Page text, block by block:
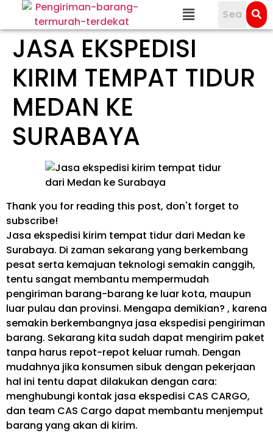
JASA EKSPEDISI
KIRIM TEMPAT TIDUR
MEDAN KE
SURABAYA
Thank you for reading this post, don't forget to
subscribe!
Jasa ekspedisi kirim tempat tidur dari Medan ke
Surabaya. Di zaman sekarang yang berkembang
pesat serta kemajuan teknologi semakin canggih,
tentu sangat membantu mempermudah
pengiriman barang-barang ke luar kota, maupun
luar pulau dan provinsi. Mengapa demikian? , karena
semakin berkembangnya jasa ekspedisi pengiriman
barang. Sekarang kita sudah dapat mengirim paket
tanpa harus repot-repot keluar rumah. Dengan
mudahnya jika konsumen sibuk dengan pekerjaan
hal ini tentu dapat dilakukan dengan cara:
menghubungi kontak jasa ekspedisi CAS CARGO,
dan team CAS Cargo dapat membantu menjemput
barang yang akan di kirim.